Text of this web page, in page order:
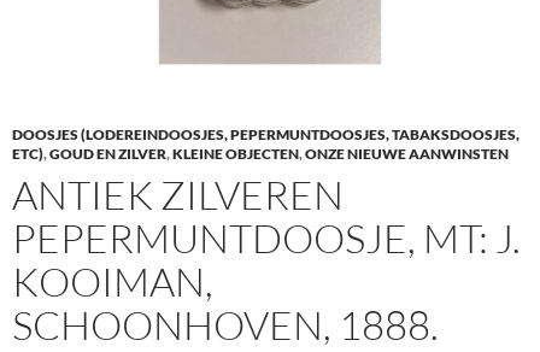
DOOSJES (LODEREINDOOSJES, PEPERMUNTDOOSJES, TABAKSDOOSJES,
ETC),GOUD EN ZILVER,KLEINE OBJECTEN,ONZE NIEUWE AANWINSTEN
ANTIEK ZILVEREN
PEPERMUNTDOOSJE, MT: J.
KOOIMAN,
SCHOONHOVEN, 1888.